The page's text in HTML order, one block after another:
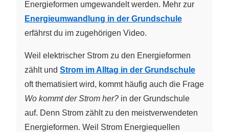
Energieformen umgewandelt werden. Mehr zur
Energieumwandlung in der Grundschule
erfährst du im zugehörigen Video.
Weil elektrischer Strom zu den Energieformen
zählt und Strom im Alltag in der Grundschule
oft thematisiert wird, kommt häufig auch die Frage
Wo kommt der Strom her? in der Grundschule
auf. Denn Strom zählt zu den meistverwendeten
Energieformen. Weil Strom Energiequellen